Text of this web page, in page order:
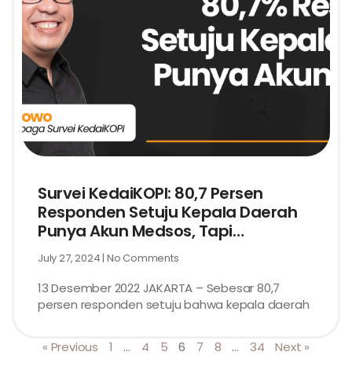
Survei KedaiKOPI: 80,7 Persen
Responden Setuju Kepala Daerah
Punya Akun Medsos, Tapi…
July 27, 2024 No Comments
13 Desember 2022 JAKARTA – Sebesar 80,7
persen responden setuju bahwa kepala daerah
« Previous 1 … 4 5 6 7 8 … 34 Next »